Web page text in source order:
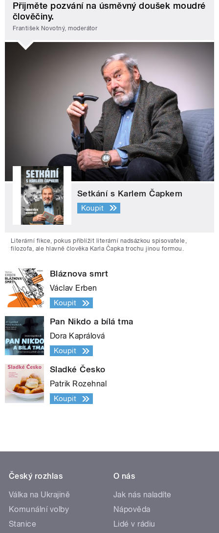
Přijměte pozvání na úsměvný doušek moudré
člověčiny.
František Novotný, moderátor
Setkání s Karlem Čapkem
Koupit
Literární fikce, pokus přiblížit literární nadsázkou spisovatele,
filozofa, ale hlavně člověka Karla Čapka trochu jinou formou.
Bláznova smrt
Václav Erben
Koupit
Pan Nikdo a bílá tma
Dora Kaprálová
Koupit
Sladké Česko
Patrik Rozehnal
Koupit
Český rozhlas
Válka na Ukrajině
Komunální volby
Stanice
O nás
Jak nás naladíte
Nápověda
Lidé v rádiu